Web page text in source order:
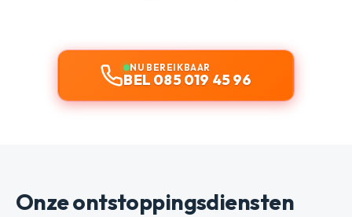
NU BEREIKBAAR
BEL 085 019 45 96
Onze ontstoppingsdiensten